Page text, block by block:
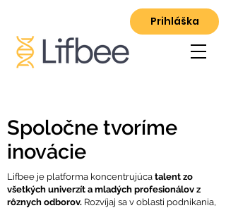
Prihláška
Spoločne tvoríme
inovácie
Lifbee je platforma koncentrujúca talent zo
všetkých univerzít a mladých profesionálov z
rôznych odborov. Rozvíjaj sa v oblasti podnikania,